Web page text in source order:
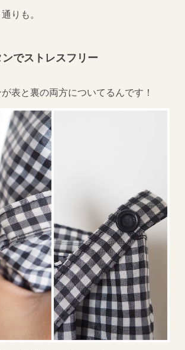
りも。
でストレスフリー
表と裏の両方についてるんです！